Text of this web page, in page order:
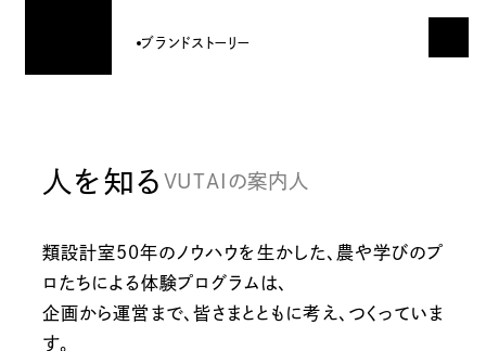
ブランドストーリー
人を知る VUTAIの案内人
類設計室50年のノウハウを生かした、農や学びのプ
ロたちによる体験プログラムは、
企画から運営まで、皆さまとともに考え、つくっていま
す。